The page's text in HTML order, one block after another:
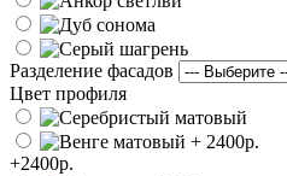
Разделение фасадов
Цвет профиля
+2400р.